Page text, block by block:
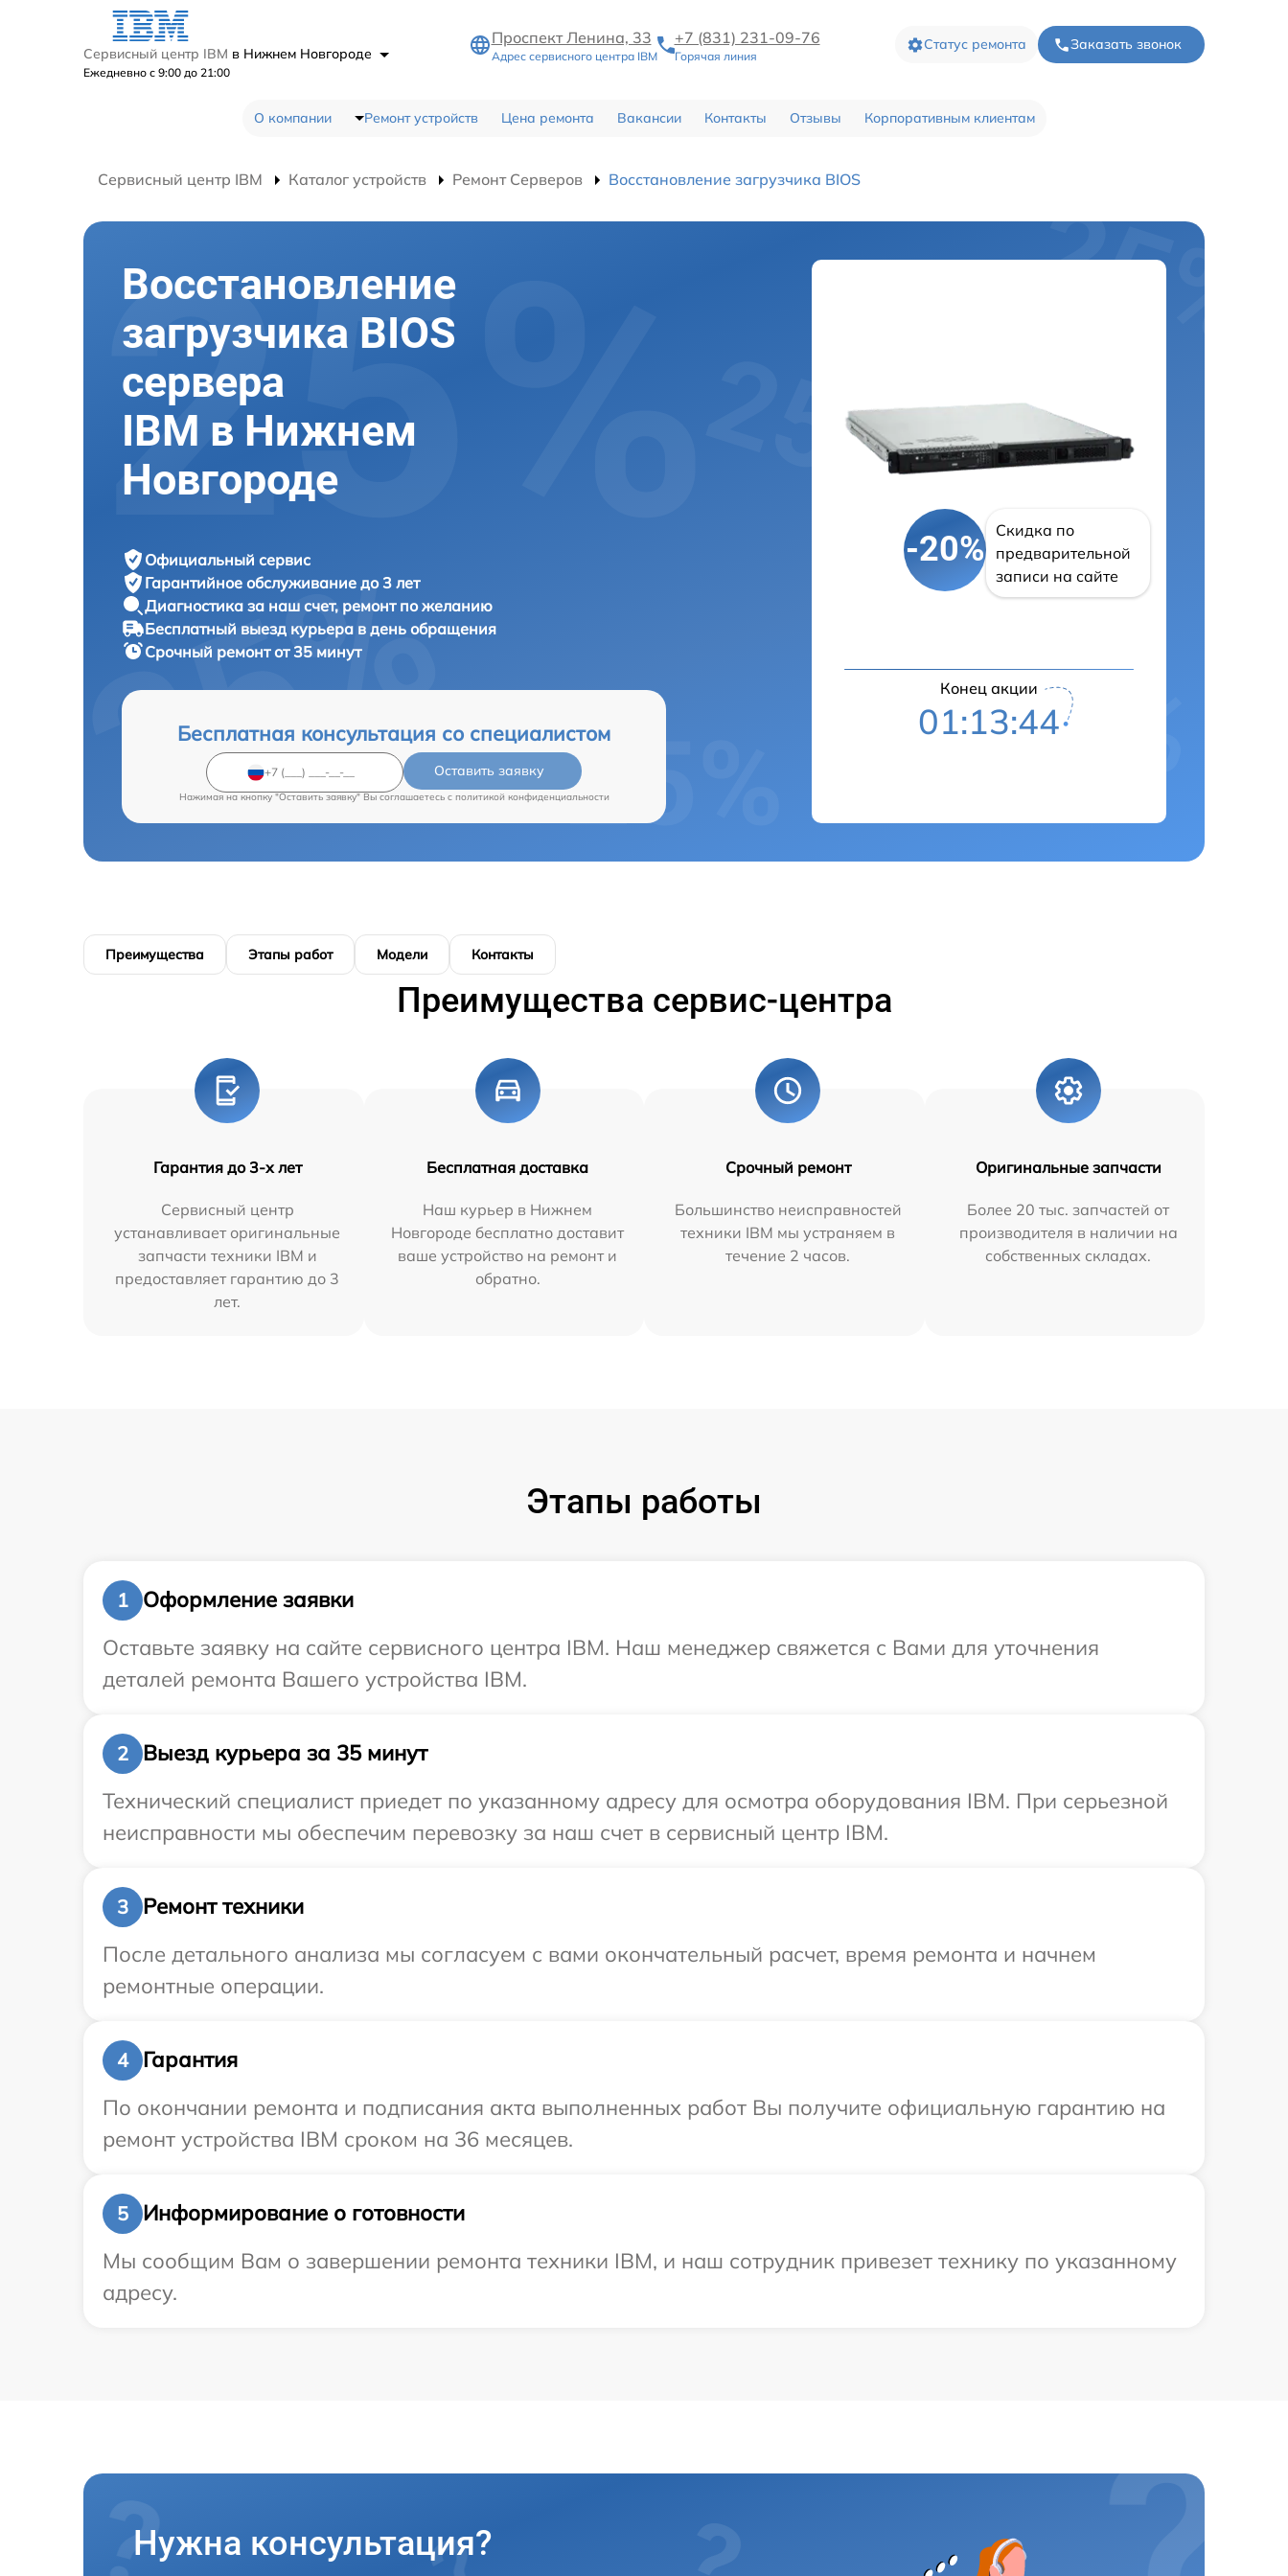
Сервисный центр IBM в Нижнем Новгороде
Ежедневно с 9:00 до 21:00
Проспект Ленина, 33
Адрес сервисного центра IBM
+7 (831) 231-09-76
Горячая линия
Статус ремонта Заказать звонок
О компании Ремонт устройств Цена ремонта Вакансии Контакты Отзывы Корпоративным клиентам
Сервисный центр IBM Каталог устройств Ремонт Серверов Восстановление загрузчика BIOS
Восстановление
загрузчика BIOS
сервера
IBM в Нижнем
Новгороде
Официальный сервис
Гарантийное обслуживание до 3 лет
Диагностика за наш счет, ремонт по желанию
Бесплатный выезд курьера в день обращения
Срочный ремонтот 35 минут
Бесплатная консультация со специалистом
Оставить заявку
Нажимая на кнопку "Оставить заявку" Вы соглашаетесь c политикой конфиденциальности
-20%
Скидка по
предварительной
записи на сайте
Конец акции
01:13:43
Преимущества Этапы работ Модели Контакты
Преимущества сервис-центра
Гарантия до 3-х лет
Сервисный центр
устанавливает оригинальные
запчасти техники IBM и
предоставляет гарантию до 3
лет.
Бесплатная доставка
Наш курьер в Нижнем
Новгороде бесплатно доставит
ваше устройство на ремонт и
обратно.
Срочный ремонт
Большинство неисправностей
техники IBM мы устраняем в
течение 2 часов.
Оригинальные запчасти
Более 20 тыс. запчастей от
производителя в наличии на
собственных складах.
Этапы работы
1
Оформление заявки
Оставьте заявку на сайте сервисного центра IBM. Наш менеджер свяжется с Вами для уточнения
деталей ремонта Вашего устройства IBM.
2
Выезд курьера за 35 минут
Технический специалист приедет по указанному адресу для осмотра оборудования IBM. При серьезной
неисправности мы обеспечим перевозку за наш счет в сервисный центр IBM.
3
Ремонт техники
После детального анализа мы согласуем с вами окончательный расчет, время ремонта и начнем
ремонтные операции.
4
Гарантия
По окончании ремонта и подписания акта выполненных работ Вы получите официальную гарантию на
ремонт устройства IBM сроком на 36 месяцев.
5
Информирование о готовности
Мы сообщим Вам о завершении ремонта техники IBM, и наш сотрудник привезет технику по указанному
адресу.
Нужна консультация?